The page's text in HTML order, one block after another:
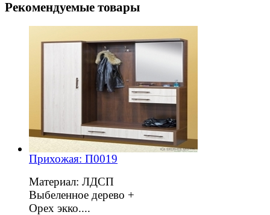
Рекомендуемые товары
Прихожая: П0019
Материал: ЛДСП
Выбеленное дерево +
Орех экко....